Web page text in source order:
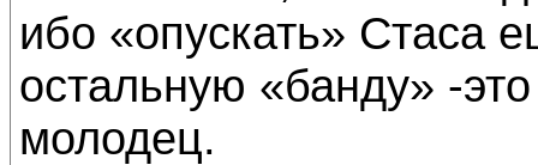
ибо «опускать» Стаса
остальную «банду» -
молодец.